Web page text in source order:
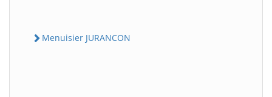
Menuisier JURANCON